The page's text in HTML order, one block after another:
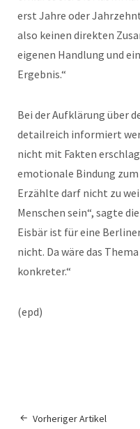
erst Jahre oder
also keinen direkten
eigenen Handlung und
Ergebnis.“
Bei der Aufklärung über
detailreich informiert
nicht mit Fakten
emotionale Bindung zum
Erzählte darf nicht zu
Menschen sein“, sagte
Eisbär ist für eine
nicht. Da wäre das
konkreter.“
(epd)
Vorheriger Artikel